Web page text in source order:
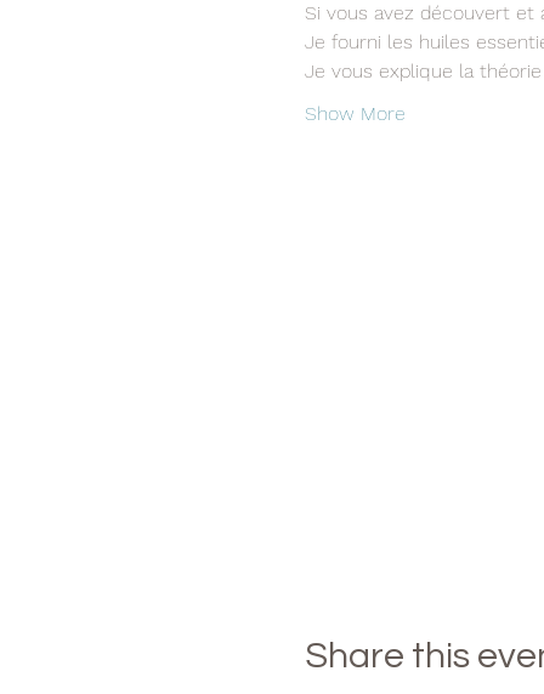
Si vous avez découvert
Je fourni les huiles
Je vous explique la
Show More
Share this